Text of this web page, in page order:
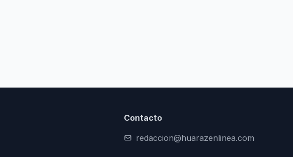
Contacto
redaccion@huarazenlinea.com